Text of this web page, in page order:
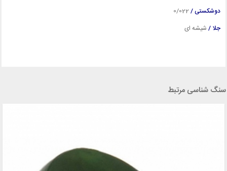
دوشکستی /
جلا / شیشه ای
سنگ شناسی مرتبط